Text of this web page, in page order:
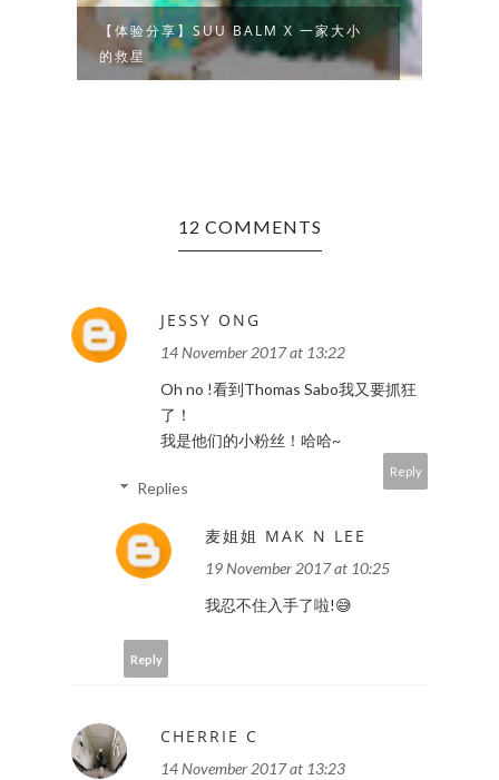
【体验分享】SUU BALM X 一家大小
的救星
12 COMMENTS
JESSY ONG
14 November 2017 at 13:22
Oh no !看到Thomas Sabo我又要抓狂
了！
我是他们的小粉丝！哈哈~
Reply
Replies
麦姐姐 MAK N LEE
19 November 2017 at 10:25
我忍不住入手了啦!😅
Reply
CHERRIE C
14 November 2017 at 13:23